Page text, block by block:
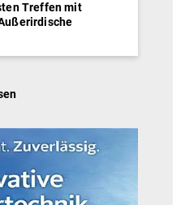
Treffen mit